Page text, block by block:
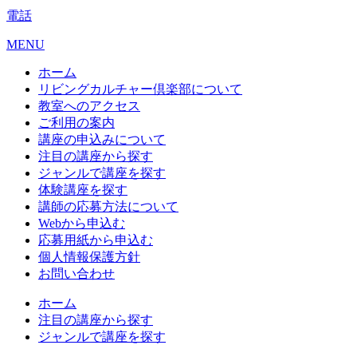
電話
MENU
ホーム
リビングカルチャー倶楽部について
教室へのアクセス
ご利用の案内
講座の申込みについて
注目の講座から探す
ジャンルで講座を探す
体験講座を探す
講師の応募方法について
Webから申込む
応募用紙から申込む
個人情報保護方針
お問い合わせ
ホーム
注目の講座から探す
ジャンルで講座を探す